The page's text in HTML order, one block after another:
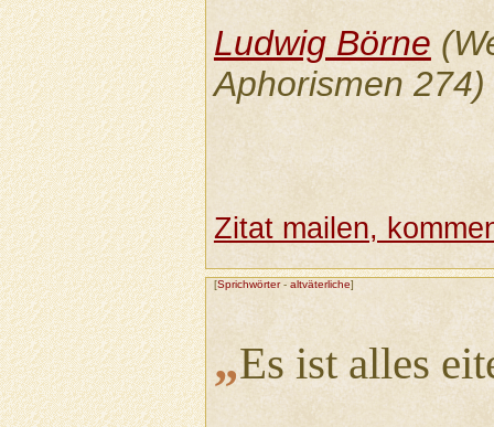
Ludwig Börne
Aphorismen 274)
Zitat mailen,
[Sprichwörter- altväterliche]
„Es ist alles